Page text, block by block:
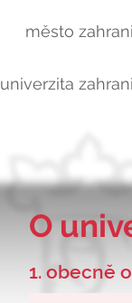
město
univerzita
O
1. obecně